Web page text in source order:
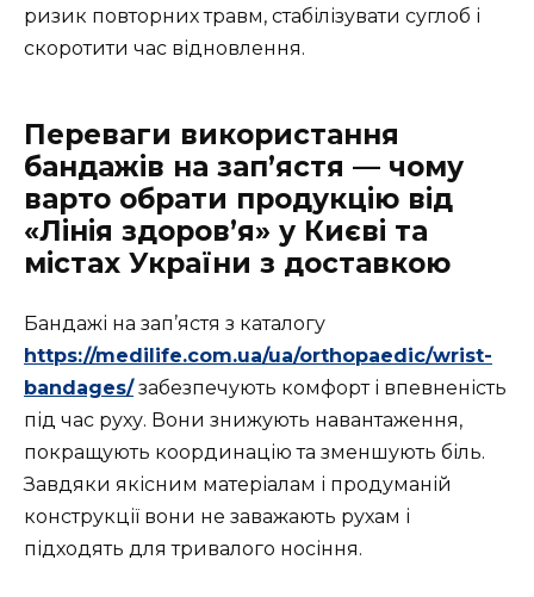
ризик повторних травм, стабілізувати суглоб і
скоротити час відновлення.
Переваги використання
бандажів на зап’ястя — чому
варто обрати продукцію від
«Лінія здоров’я» у Києві та
містах України з доставкою
Бандажі на зап’ястя з каталогу
https://medilife.com.ua/ua/orthopaedic/wrist-
bandages/забезпечують комфорт і впевненість
під час руху. Вони знижують навантаження,
покращують координацію та зменшують біль.
Завдяки якісним матеріалам і продуманій
конструкції вони не заважають рухам і
підходять для тривалого носіння.